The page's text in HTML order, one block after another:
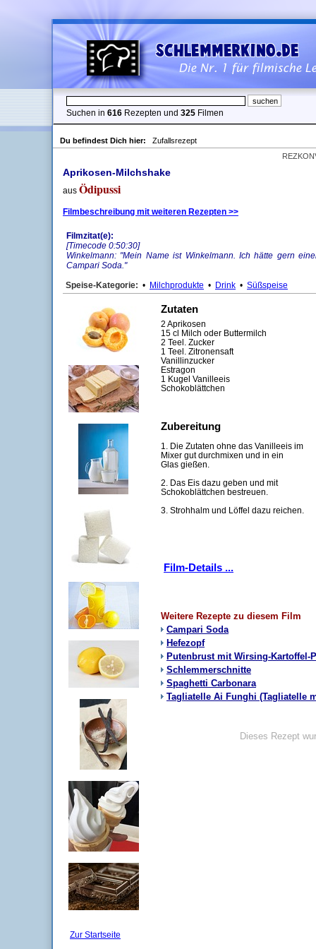
Suchen in 616 Rezepten und 325 Filmen
Du befindest Dich hier:
Zufallsrezept
Aprikosen-Milchshake
aus Ödipussi
Filmbeschreibung mit weiteren Rezepten >>
Filmzitat(e):
[Timecode 0:50:30]
Winkelmann: "Mein Name ist Winkelmann. Ich hätte gern
Campari Soda."
Speise-Kategorie: • Milchprodukte • Drink • Süßspeise
Zutaten
2 Aprikosen
15 cl Milch oder Buttermilch
2 Teel. Zucker
1 Teel. Zitronensaft
Vanillinzucker
Estragon
1 Kugel Vanilleeis
Schokoblättchen
Zubereitung
1. Die Zutaten ohne das Vanilleeis im
Mixer gut durchmixen und in ein
Glas gießen.
2. Das Eis dazu geben und mit
Schokoblättchen bestreuen.
3. Strohhalm und Löffel dazu reichen.
Film-Details ...
Weitere Rezepte zu diesem Film
Campari Soda
Hefezopf
Putenbrust mit Wirsing-Kartoffel-
Schlemmerschnitte
Spaghetti Carbonara
Tagliatelle Ai Funghi (Tagliatelle
Dieses Rezept
Zur Startseite